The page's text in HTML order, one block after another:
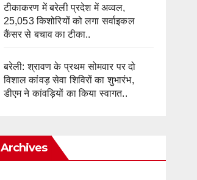
टीकाकरण में बरेली प्रदेश में अव्वल,
25,053 किशोरियों को लगा सर्वाइकल
कैंसर से बचाव का टीका..
बरेली: श्रावण के प्रथम सोमवार पर दो
विशाल कांवड़ सेवा शिविरों का शुभारंभ,
डीएम ने कांवड़ियों का किया स्वागत..
Archives